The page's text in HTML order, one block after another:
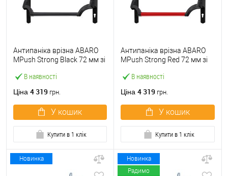
В наявності
Антипаніка врізна ABARO
МPush Strong Black 72 мм зі
Ціна 4 319 грн.
У кошик
Купити в 1 клік
В наявності
Антипаніка врізна ABARO
МPush Strong Red 72 мм зі
Ціна 4 319 грн.
У кошик
Купити в 1 клік
Новинка
Новинка
Радимо